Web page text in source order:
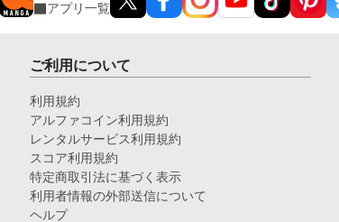
アプリ一覧
ご利用について
利用規約
アルファコイン利用規約
レンタルサービス利用規約
スコア利用規約
特定商取引法に基づく表示
利用者情報の外部送信について
ヘルプ